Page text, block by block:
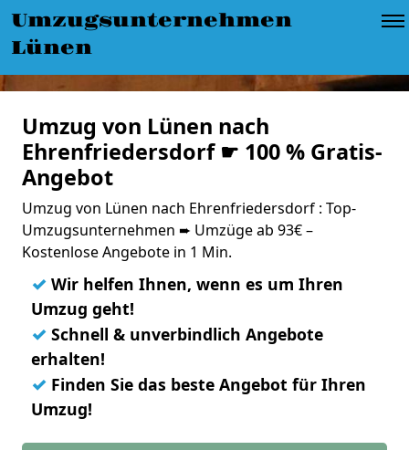
Umzugsunternehmen
Lünen
Umzug von Lünen nach
Ehrenfriedersdorf ☛ 100 % Gratis-
Angebot
Umzug von Lünen nach Ehrenfriedersdorf : Top-
Umzugsunternehmen ➨ Umzüge ab 93€ –
Kostenlose Angebote in 1 Min.
✓ Wir helfen Ihnen, wenn es um Ihren
Umzug geht!
✓ Schnell & unverbindlich Angebote
erhalten!
✓ Finden Sie das beste Angebot für Ihren
Umzug!